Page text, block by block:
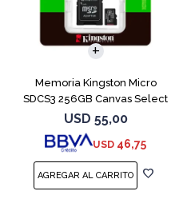
Memoria Kingston Micro
SDCS3 256GB Canvas Select
Plus
USD 55,00
USD 46,75